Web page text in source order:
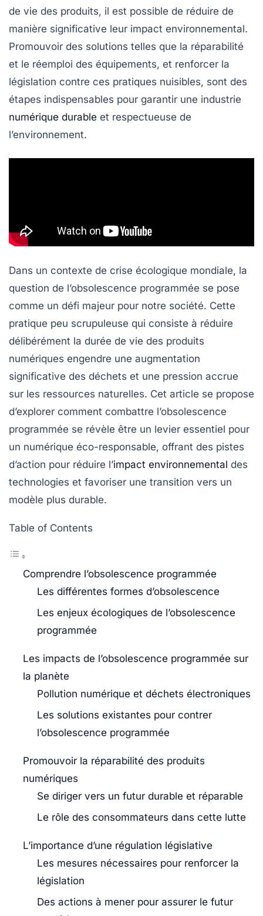
de vie des produits, il est possible de réduire de
manière significative leur impact environnemental.
Promouvoir des solutions telles que la réparabilité
et le réemploi des équipements, et renforcer la
législation contre ces pratiques nuisibles, sont des
étapes indispensables pour garantir une industrie
numérique durable et respectueuse de
l’environnement.
Dans un contexte de crise écologique mondiale, la
question de l’obsolescence programmée se pose
comme un défi majeur pour notre société. Cette
pratique peu scrupuleuse qui consiste à réduire
délibérément la durée de vie des produits
numériques engendre une augmentation
significative des déchets et une pression accrue
sur les ressources naturelles. Cet article se propose
d’explorer comment combattre l’obsolescence
programmée se révèle être un levier essentiel pour
un numérique éco-responsable, offrant des pistes
d’action pour réduire l’impact environnemental des
technologies et favoriser une transition vers un
modèle plus durable.
Table of Contents
Comprendre l’obsolescence programmée
Les différentes formes d’obsolescence
Les enjeux écologiques de l’obsolescence
programmée
Les impacts de l’obsolescence programmée sur
la planète
Pollution numérique et déchets électroniques
Les solutions existantes pour contrer
l’obsolescence programmée
Promouvoir la réparabilité des produits
numériques
Se diriger vers un futur durable et réparable
Le rôle des consommateurs dans cette lutte
L’importance d’une régulation législative
Les mesures nécessaires pour renforcer la
législation
Des actions à mener pour assurer le futur